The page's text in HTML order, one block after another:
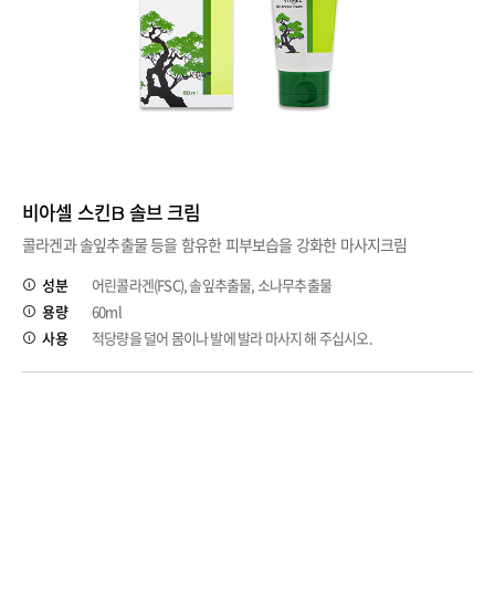
비아셀 스킨B 솔브 크림
콜라겐과 솔잎추출물 등을 함유한 피부보습을 강화한 마사지크림
성분
어린콜라겐(FSC), 솔잎추출물, 소나무추출물
용량
60ml
사용
적당량을 덜어 몸이나 발에 발라 마사지 해 주십시오.